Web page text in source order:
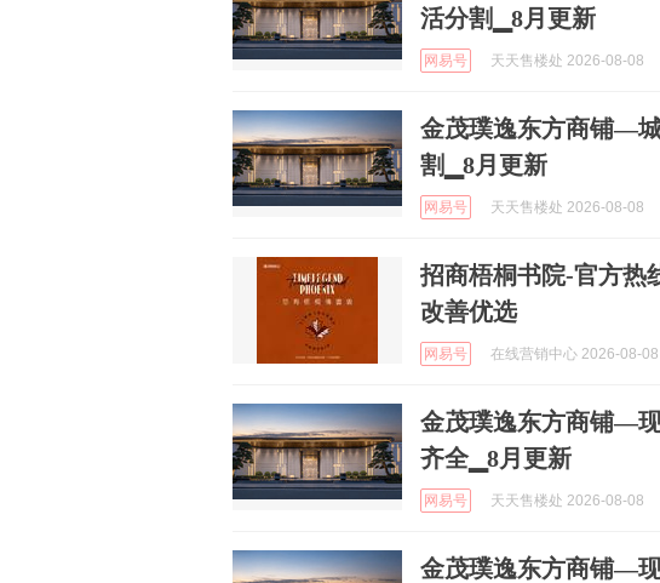
活分割▁8月更新
网易号 天天售楼处 2026-08-08
金茂璞逸东方商铺—
割▁8月更新
网易号 天天售楼处 2026-08-08
招商梧桐书院-官方热
改善优选
网易号 在线营销中心 2026-08-08
金茂璞逸东方商铺—
齐全▁8月更新
网易号 天天售楼处 2026-08-08
金茂璞逸东方商铺—